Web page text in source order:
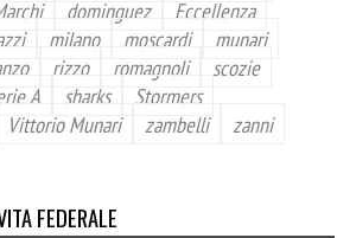
dominguez
Eccellenza
milano moscardi
munari
rizzo romagnoli
scozie
A sharks
Stormers
Vittorio Munari zambelli
zanni
FEDERALE